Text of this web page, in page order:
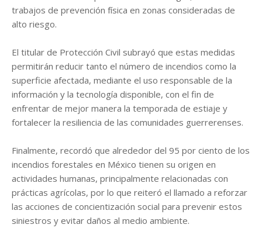
trabajos de prevención física en zonas consideradas de
alto riesgo.
El titular de Protección Civil subrayó que estas medidas
permitirán reducir tanto el número de incendios como la
superficie afectada, mediante el uso responsable de la
información y la tecnología disponible, con el fin de
enfrentar de mejor manera la temporada de estiaje y
fortalecer la resiliencia de las comunidades guerrerenses.
Finalmente, recordó que alrededor del 95 por ciento de los
incendios forestales en México tienen su origen en
actividades humanas, principalmente relacionadas con
prácticas agrícolas, por lo que reiteró el llamado a reforzar
las acciones de concientización social para prevenir estos
siniestros y evitar daños al medio ambiente.